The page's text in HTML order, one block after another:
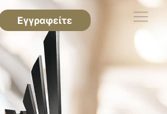
Εγγραφείτε